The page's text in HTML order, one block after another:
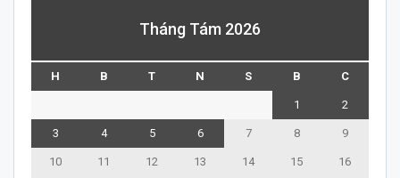
Tháng Tám 2026
H B T N S B C
1 2
3 4 5 6 7 8 9
10 11 12 13 14 15 16